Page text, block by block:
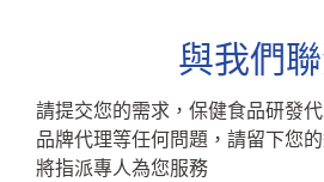
與我們
請提交您的需求，保健食品研發
品牌代理等任何問題，請留下您
將指派專人為您服務